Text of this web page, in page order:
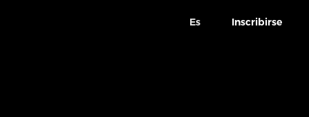
Es Inscribirse